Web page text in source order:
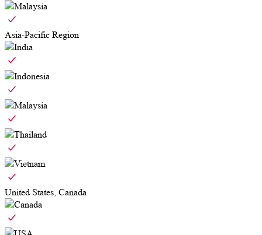
Malaysia
Asia-Pacific Region
India
Indonesia
Malaysia
Thailand
Vietnam
United States, Canada
Canada